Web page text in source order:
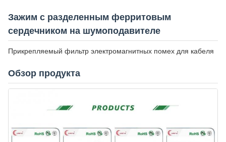
Зажим с разделенным ферритовым
сердечником на шумоподавителе
Прикрепляемый фильтр электромагнитных помех для кабеля
Обзор продукта